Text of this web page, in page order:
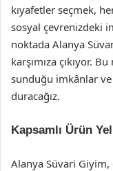
kıyafetler seçmek,
sosyal çevrenizdeki
noktada Alanya
karşımıza çıkıyor.
sunduğu imkânlar ve
duracağız.
Kapsamlı Ürün
Alanya Süvari